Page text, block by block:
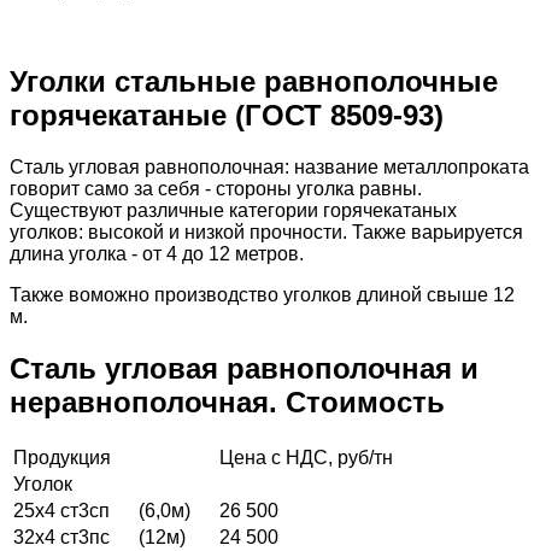
Уголки стальные равнополочные
горячекатаные (ГОСТ 8509-93)
Сталь угловая равнополочная: название металлопроката
говорит само за себя - стороны уголка равны.
Существуют различные категории горячекатаных
уголков: высокой и низкой прочности. Также варьируется
длина уголка - от 4 до 12 метров.
Также воможно производство уголков длиной свыше 12
м.
Сталь угловая равнополочная и
неравнополочная. Стоимость
Продукция
Цена с НДС, руб/тн
Уголок
25х4 ст3сп (6,0м)
26 500
32х4 ст3пс (12м)
24 500